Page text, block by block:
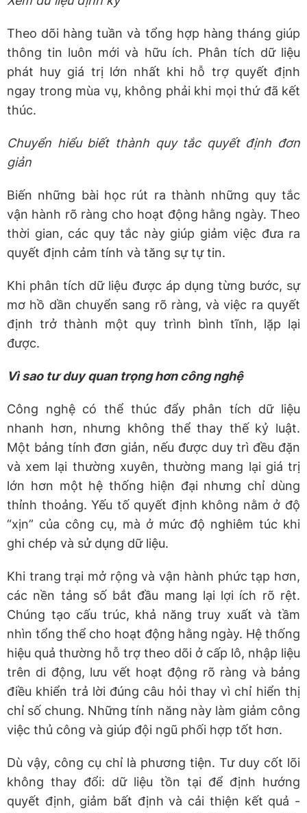
Theo dõi hàng tuần và tổng hợp hàng tháng giúp
thông tin luôn mới và hữu ích. Phân tích dữ liệu
phát huy giá trị lớn nhất khi hỗ trợ quyết định
ngay trong mùa vụ, không phải khi mọi thứ đã kết
thúc.
Chuyển hiểu biết thành quy tắc quyết định đơn
giản
Biến những bài học rút ra thành những quy tắc
vận hành rõ ràng cho hoạt động hằng ngày. Theo
thời gian, các quy tắc này giúp giảm việc đưa ra
quyết định cảm tính và tăng sự tự tin.
Khi phân tích dữ liệu được áp dụng từng bước, sự
mơ hồ dần chuyển sang rõ ràng, và việc ra quyết
định trở thành một quy trình bình tĩnh, lặp lại
được.
Vì sao tư duy quan trọng hơn công nghệ
Công nghệ có thể thúc đẩy phân tích dữ liệu
nhanh hơn, nhưng không thể thay thế kỷ luật.
Một bảng tính đơn giản, nếu được duy trì đều đặn
và xem lại thường xuyên, thường mang lại giá trị
lớn hơn một hệ thống hiện đại nhưng chỉ dùng
thỉnh thoảng. Yếu tố quyết định không nằm ở độ
“xịn” của công cụ, mà ở mức độ nghiêm túc khi
ghi chép và sử dụng dữ liệu.
Khi trang trại mở rộng và vận hành phức tạp hơn,
các nền tảng số bắt đầu mang lại lợi ích rõ rệt.
Chúng tạo cấu trúc, khả năng truy xuất và tầm
nhìn tổng thể cho hoạt động hằng ngày. Hệ thống
hiệu quả thường hỗ trợ theo dõi ở cấp lô, nhập liệu
trên di động, lưu vết hoạt động rõ ràng và bảng
điều khiển trả lời đúng câu hỏi thay vì chỉ hiển thị
chỉ số chung. Những tính năng này làm giảm công
việc thủ công và giúp đội ngũ phối hợp tốt hơn.
Dù vậy, công cụ chỉ là phương tiện. Tư duy cốt lõi
không thay đổi: dữ liệu tồn tại để định hướng
quyết định, giảm bất định và cải thiện kết quả -